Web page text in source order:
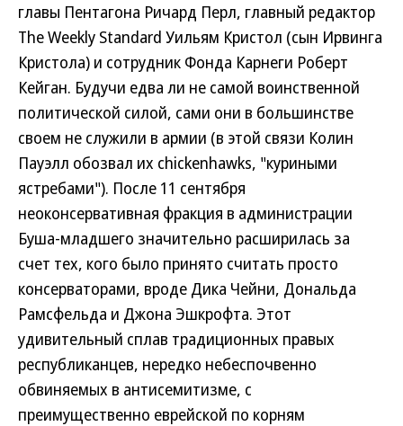
главы Пентагона Ричард Перл, главный редактор
The Weekly Standard Уильям Кристол (сын Ирвинга
Кристола) и сотрудник Фонда Карнеги Роберт
Кейган. Будучи едва ли не самой воинственной
политической силой, сами они в большинстве
своем не служили в армии (в этой связи Колин
Пауэлл обозвал их chickenhawks, "куриными
ястребами"). После 11 сентября
неоконсервативная фракция в администрации
Буша-младшего значительно расширилась за
счет тех, кого было принято считать просто
консерваторами, вроде Дика Чейни, Дональда
Рамсфельда и Джона Эшкрофта. Этот
удивительный сплав традиционных правых
республиканцев, нередко небеспочвенно
обвиняемых в антисемитизме, с
преимущественно еврейской по корням